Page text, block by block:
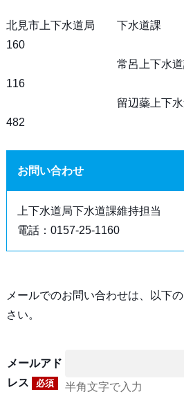
北見市上下水道局 下水道
160
常呂上下水道課 電
116
留辺蘂上下水道課
482
お問い合わせ
上下水道局下水道課維持担当
電話：0157-25-1160
メールでのお問い合わせは、以下
さい。
メールアド
レス
必須 半角文字で入力